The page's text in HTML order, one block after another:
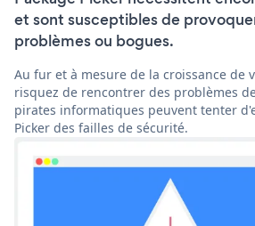
et sont susceptibles de
problèmes ou bogues.
Au fur et à mesure de la croissance de
risquez de rencontrer des problèmes
pirates informatiques peuvent tenter
Picker des failles de sécurité.